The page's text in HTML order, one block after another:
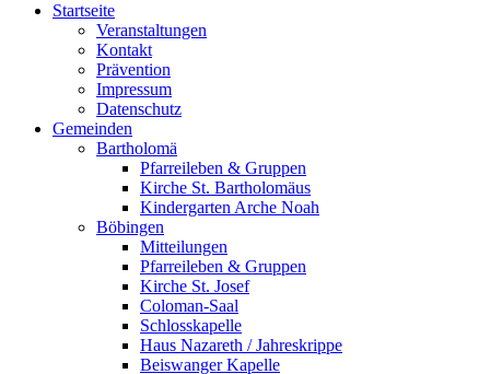
Startseite
Veranstaltungen
Kontakt
Prävention
Impressum
Datenschutz
Gemeinden
Bartholomä
Pfarreileben & Gruppen
Kirche St. Bartholomäus
Kindergarten Arche Noah
Böbingen
Mitteilungen
Pfarreileben & Gruppen
Kirche St. Josef
Coloman-Saal
Schlosskapelle
Haus Nazareth / Jahreskrippe
Beiswanger Kapelle